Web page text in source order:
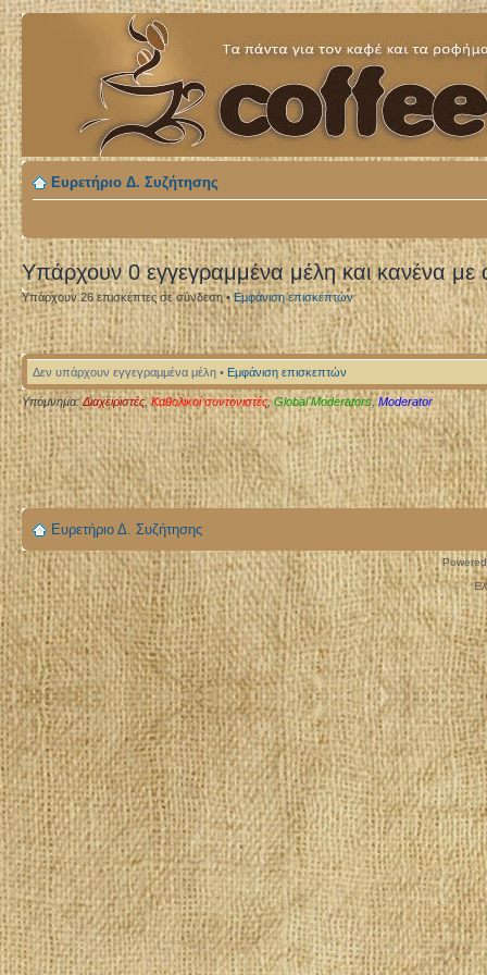
Ευρετήριο Δ. Συζήτησης
Υπάρχουν 0 εγγεγραμμένα μέλη και κανένα
Υπάρχουν 26 επισκέπτες σε σύνδεση •Εμφάνιση επισκεπτών
Δεν υπάρχουν εγγεγραμμένα μέλη • Εμφάνιση επισκεπτών
Υπόμνημα:Διαχειριστές,Καθολικοί συντονιστές,Global Moderators,Moderator
Ευρετήριο Δ. Συζήτησης